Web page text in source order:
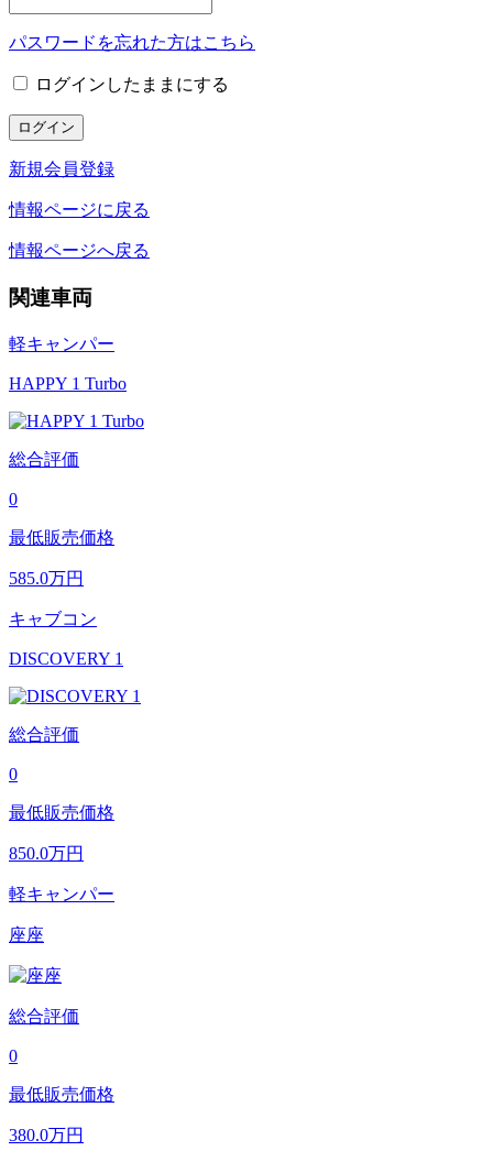
パスワードを忘れた方はこちら
ログインしたままにする
新規会員登録
情報ページに戻る
情報ページへ戻る
関連車両
軽キャンパー
HAPPY 1 Turbo
総合評価
0
最低販売価格
585.0万円
キャブコン
DISCOVERY 1
総合評価
0
最低販売価格
850.0万円
軽キャンパー
座座
総合評価
0
最低販売価格
380.0万円